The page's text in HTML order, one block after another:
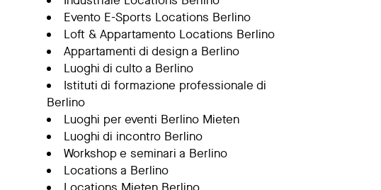
Evento E-Sports Locations Berlino
Loft & Appartamento Locations Berlino
Appartamenti di design a Berlino
Luoghi di culto a Berlino
Istituti di formazione professionale di
Berlino
Luoghi per eventi Berlino Mieten
Luoghi di incontro Berlino
Workshop e seminari a Berlino
Locations a Berlino